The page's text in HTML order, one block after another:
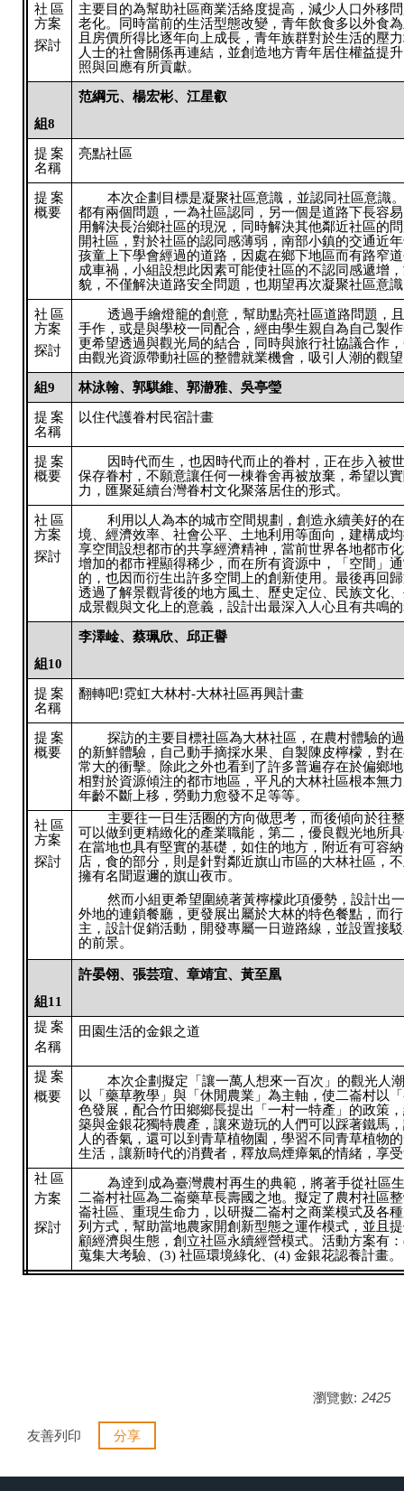
社區
方案
探討
主要目的為幫助社區商業活絡度提高，減少人口外移
老化。同時當前的生活型態改變，青年飲食多以外食
且房價所得比逐年向上成長，青年族群對於生活的壓
人士的社會關係再連結，並創造地方青年居住權益提
照與回應有所貢獻。
組8
范綱元、楊宏彬、江星叡
提案
名稱
亮點社區
提案
概要
本次企劃目標是凝聚社區意識，並認同社區意識
都有兩個問題，一為社區認同，另一個是道路下長容
用解決長治鄉社區的現況，同時解決其他鄰近社區的
開社區，對於社區的認同感薄弱，南部小鎮的交通近
孩童上下學會經過的道路，因處在鄉下地區而有路窄
成車禍，小組設想此因素可能使社區的不認同感遞增
貌，不僅解決道路安全問題，也期望再次凝聚社區意
社區
方案
探討
透過手繪燈籠的創意，幫助點亮社區道路問題，
手作，或是與學校一同配合，經由學生親自為自己製
更希望透過與觀光局的結合，同時與旅行社協議合作
由觀光資源帶動社區的整體就業機會，吸引人潮的觀
組9 林泳翰、郭騏維、郭瀞雅、吳亭瑩
提案
名稱
以住代護眷村民宿計畫
提案
概要
因時代而生，也因時代而止的眷村，正在步入被
保存眷村，不願意讓任何一棟眷舍再被放棄，希望以
力，匯聚延續台灣眷村文化聚落居住的形式。
社區
方案
探討
利用以人為本的城市空間規劃，創造永續美好的
境、經濟效率、社會公平、土地利用等面向，建構成
享空間設想都市的共享經濟精神，當前世界各地都市
增加的都市裡顯得稀少，而在所有資源中，「空間」
的，也因而衍生出許多空間上的創新使用。最後再回
透過了解景觀背後的地方風土、歷史定位、民族文化
成景觀與文化上的意義，設計出最深入人心且有共鳴
組10
李澤崯、蔡珮欣、邱正譽
提案
名稱
翻轉吧!霓虹大林村-大林社區再興計畫
提案
概要
探訪的主要目標社區為大林社區，在農村體驗的
的新鮮體驗，自己動手摘採水果、自製陳皮檸檬，對
常大的衝擊。除此之外也看到了許多普遍存在於偏鄉
相對於資源傾注的都市地區，平凡的大林社區根本無
年齡不斷上移，勞動力愈發不足等等。
社區
方案
探討
主要往一日生活圈的方向做思考，而後傾向於往
可以做到更精緻化的產業職能，第二，優良觀光地所
在當地也具有堅實的基礎，如住的地方，附近有可容
店，食的部分，則是針對鄰近旗山市區的大林社區，
擁有名聞遐邇的旗山夜市。
然而小組更希望圍繞著黃檸檬此項優勢，設計出
外地的連鎖餐廳，更發展出屬於大林的特色餐點，而
主，設計促銷活動，開發專屬一日遊路線，並設置接
的前景。
組11
許晏翎、張芸瑄、章靖宜、黃至凰
提案
名稱
田園生活的金銀之道
提案
概要
本次企劃擬定「讓一萬人想來一百次」的觀光人
以「藥草教學」與「休閒農業」為主軸，使二崙村以
色發展，配合竹田鄉鄉長提出「一村一特產」的政策
築與金銀花獨特農產，讓來遊玩的人們可以踩著鐵馬
人的香氣，還可以到青草植物園，學習不同青草植物
生活，讓新時代的消費者，釋放烏煙瘴氣的情緒，享
社區
方案
探討
為逹到成為臺灣農村再生的典範，將著手從社區
二崙村社區為二崙藥草長壽國之地。擬定了農村社區
崙社區、重現生命力，以研擬二崙村之商業模式及各
列方式，幫助當地農家開創新型態之運作模式，並且
顧經濟與生態，創立社區永續經營模式。活動方案有
蒐集大考驗、(3) 社區環境綠化、(4) 金銀花認養計畫。
瀏覽數: 2425
友善列印 分享